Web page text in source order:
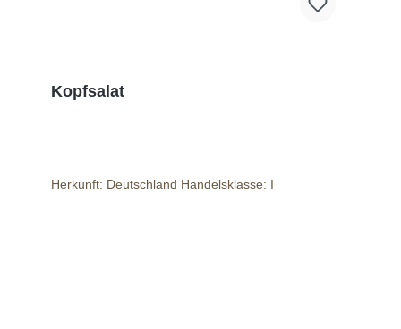
Kopfsalat
Herkunft: Deutschland Handelsklasse: I